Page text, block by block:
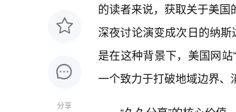
分享
的读者来说，获取关于美国
深夜讨论演变成次日的纳
是在这种背景下，美国网
一个致力于打破地域边界、